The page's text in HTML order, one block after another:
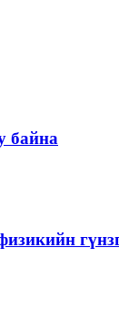
байна